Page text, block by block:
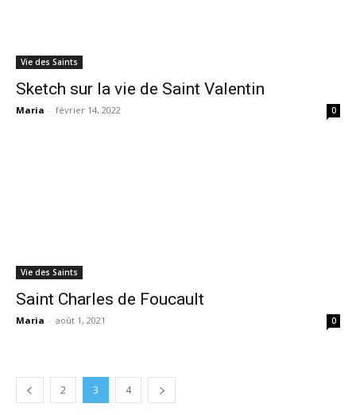
Vie des Saints
Sketch sur la vie de Saint Valentin
Maria - février 14, 2022 0
Vie des Saints
Saint Charles de Foucault
Maria - août 1, 2021 0
2 3 4